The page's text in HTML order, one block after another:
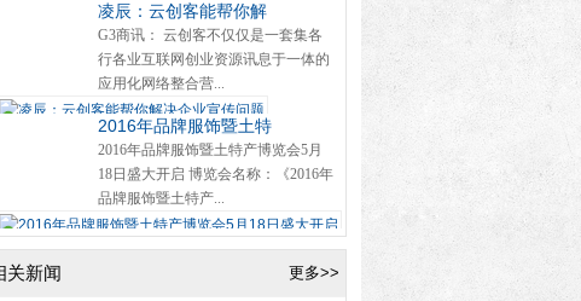
凌辰：云创客能帮你解
G3商讯： 云创客不仅仅是一套集各
行各业互联网创业资源讯息于一体的
应用化网络整合营...
2016年品牌服饰暨土特
2016年品牌服饰暨土特产博览会5月
18日盛大开启 博览会名称：《2016年
品牌服饰暨土特产...
更多>>
关新闻